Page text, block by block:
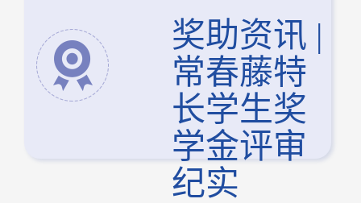
实
奖助资讯 |
常春藤特
长学生奖
学金评审
纪实